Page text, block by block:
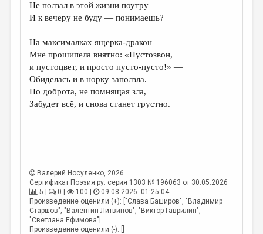
КУЛЬТУРОВЕДЕНИЕ
РЕЦЕНЗИРОВАНИЕ
ЦИКЛЫ ПУБЛИКАЦИЙ
ТРЕДИАКОВСКИЙ
Не ползал в этой жизни поутру
И к вечеру не буду — понимаешь?
На максималках ящерка-дракон
Мне прошипела внятно: «Пустозвон,
и пустоцвет, и просто пусто-пусто!» —
Обиделась и в норку заползла.
Но доброта, не помнящая зла,
Забудет всё, и снова станет грустно.
Валерий Носуленко, 2026
Сертификат Поэзия.ру: серия 1303 № 196063 от 30.05.2026
5 |
0 | 100 |
09.08.2026. 01:25:04
Произведение оценили (+): ["Слава Баширов", "Владимир
Старшов", "Валентин Литвинов", "Виктор Гаврилин",
"Светлана Ефимова"]
Произведение оценили (-): []